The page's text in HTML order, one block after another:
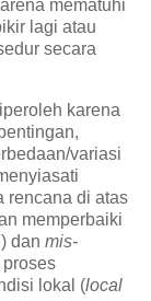
mematuhi
lagi atau
secara
karena
variasi
rencana di atas
memperbaiki
dan mis-
lokal (local